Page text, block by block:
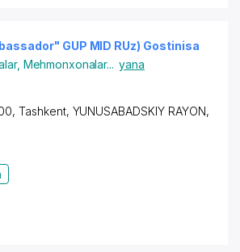
GUP MID RUz) Gostinisa
, Mehmonxonalar... yana
Tashkent, YUNUSABADSKIY RAYON,